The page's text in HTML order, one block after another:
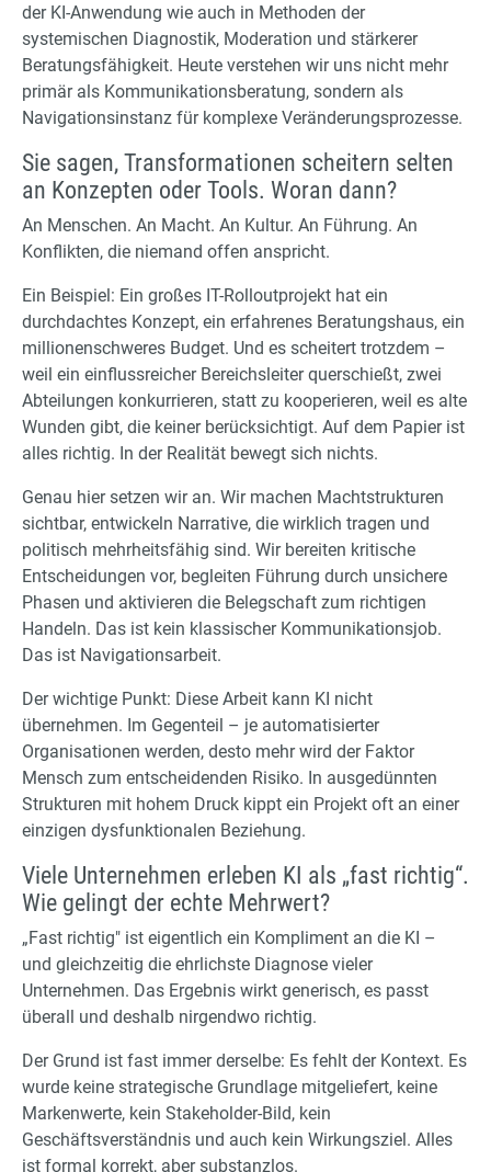
der KI-Anwendung wie auch in Methoden der
systemischen Diagnostik, Moderation und stärkerer
Beratungsfähigkeit. Heute verstehen wir uns nicht mehr
primär als Kommunikationsberatung, sondern als
Navigationsinstanz für komplexe Veränderungsprozesse.
Sie sagen, Transformationen scheitern selten
an Konzepten oder Tools. Woran dann?
An Menschen. An Macht. An Kultur. An Führung. An
Konflikten, die niemand offen anspricht.
Ein Beispiel: Ein großes IT-Rolloutprojekt hat ein
durchdachtes Konzept, ein erfahrenes Beratungshaus, ein
millionenschweres Budget. Und es scheitert trotzdem –
weil ein einflussreicher Bereichsleiter querschießt, zwei
Abteilungen konkurrieren, statt zu kooperieren, weil es alte
Wunden gibt, die keiner berücksichtigt. Auf dem Papier ist
alles richtig. In der Realität bewegt sich nichts.
Genau hier setzen wir an. Wir machen Machtstrukturen
sichtbar, entwickeln Narrative, die wirklich tragen und
politisch mehrheitsfähig sind. Wir bereiten kritische
Entscheidungen vor, begleiten Führung durch unsichere
Phasen und aktivieren die Belegschaft zum richtigen
Handeln. Das ist kein klassischer Kommunikationsjob.
Das ist Navigationsarbeit.
Der wichtige Punkt: Diese Arbeit kann KI nicht
übernehmen. Im Gegenteil – je automatisierter
Organisationen werden, desto mehr wird der Faktor
Mensch zum entscheidenden Risiko. In ausgedünnten
Strukturen mit hohem Druck kippt ein Projekt oft an einer
einzigen dysfunktionalen Beziehung.
Viele Unternehmen erleben KI als „fast richtig“.
Wie gelingt der echte Mehrwert?
„Fast richtig" ist eigentlich ein Kompliment an die KI –
und gleichzeitig die ehrlichste Diagnose vieler
Unternehmen. Das Ergebnis wirkt generisch, es passt
überall und deshalb nirgendwo richtig.
Der Grund ist fast immer derselbe: Es fehlt der Kontext. Es
wurde keine strategische Grundlage mitgeliefert, keine
Markenwerte, kein Stakeholder-Bild, kein
Geschäftsverständnis und auch kein Wirkungsziel. Alles
ist formal korrekt, aber substanzlos.